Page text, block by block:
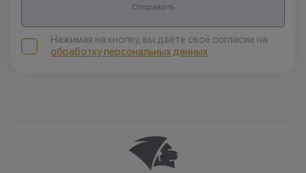
Отправить
Нажимая на кнопку, вы даёте своё согласие на
обработку персональных данных